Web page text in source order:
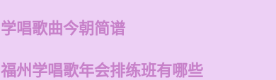
学唱歌曲今朝简谱
福州学唱歌年会排练班有哪些